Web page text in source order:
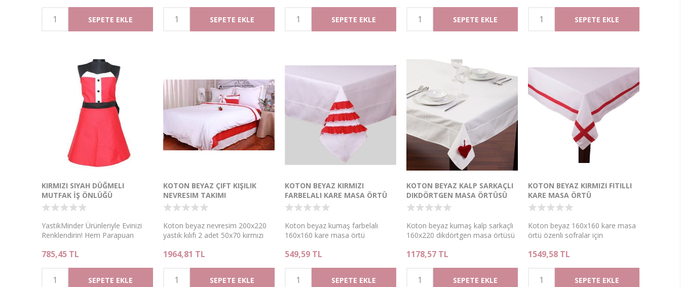
KIRMIZI SIYAH DÜĞMELI
MUTFAK İŞ ÖNLÜĞÜ
YastikMinder Ürünleriyle Evinizi
Renklendirin! Hem Parapuan
785,45 TL
KOTON BEYAZ ÇIFT KIŞILIK
NEVRESIM TAKIMI
Koton beyaz nevresim 200x220
yastık kılıfı 2 adet 50x70 kırmızı
nevresim takımı
1964,81 TL
KOTON BEYAZ KIRMIZI
FARBELALI KARE MASA ÖRTÜ
Koton beyaz kumaş farbelalı
160x160 kare masa örtü
549,59 TL
KOTON BEYAZ KALP SARKAÇLI
DIKDÖRTGEN MASA ÖRTÜSÜ
Koton beyaz kumaş kalp sarkaçlı
160x220 dikdörtgen masa örtüsü
1178,57 TL
KOTON BEYAZ KIRMIZI FITILLI
KARE MASA ÖRTÜ
Koton beyaz 160x160 kare masa
örtü özenli sofralar için
1549,58 TL